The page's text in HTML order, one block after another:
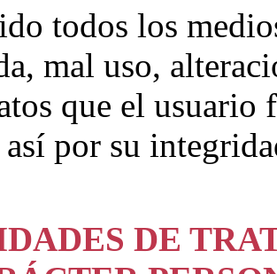
todos los
mal uso,
que el
por su
DE